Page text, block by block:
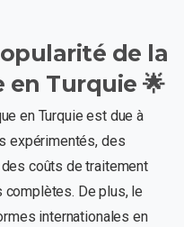
de la
en Turquie 🌟
en Turquie est due à
expérimentés, des
coûts de traitement
De plus, le
internationales en